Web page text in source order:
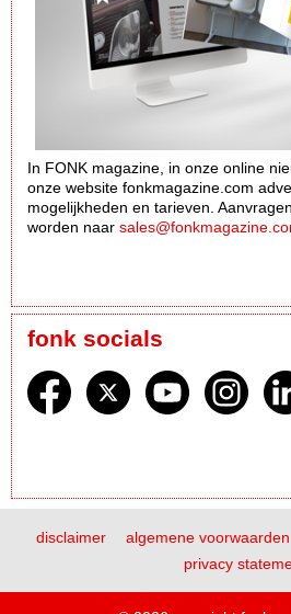
In FONK magazine, in onze online
onze website fonkmagazine.com
mogelijkheden en tarieven.
worden naar
fonk socials
disclaimer algemene voorwaarden
privacy